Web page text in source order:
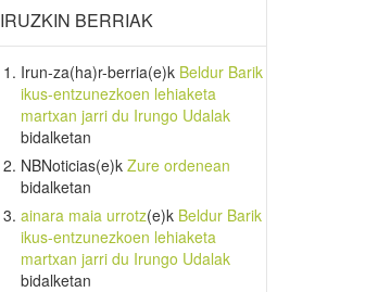
IRUZKIN BERRIAK
Irun-za(ha)r-berria(e)k Beldur Barik
ikus-entzunezkoen lehiaketa
martxan jarri du Irungo Udalak
bidalketan
NBNoticias(e)k Zure ordenean
bidalketan
ainara maia urrotz(e)k Beldur Barik
ikus-entzunezkoen lehiaketa
martxan jarri du Irungo Udalak
bidalketan